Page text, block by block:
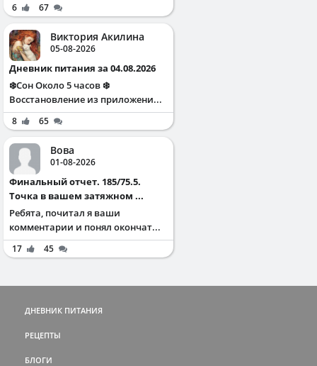
6 67
Виктория Акилина
05-08-2026
Дневник питания за 04.08.2026
❄️Сон Около 5 часов ❄️
Восстановление из приложени...
8 65
Вова
01-08-2026
Финальный отчет. 185/75.5.
Точка в вашем затяжном ...
Ребята, почитал я ваши
комментарии и понял окончат...
17 45
ДНЕВНИК ПИТАНИЯ
РЕЦЕПТЫ
БЛОГИ